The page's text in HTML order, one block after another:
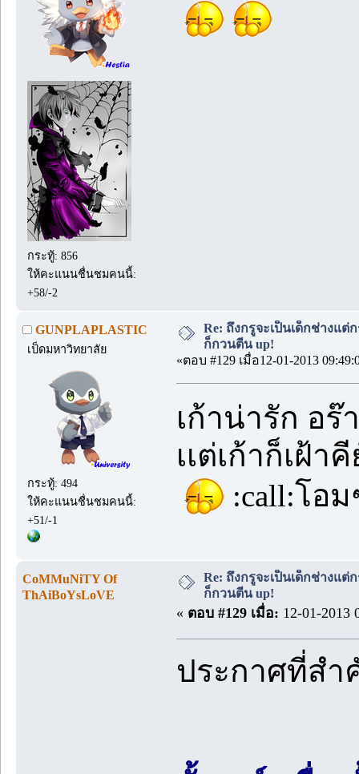
กระทู้: 856
ให้คะแนนชื่นชมคนนี้:
+58/-2
GUNPLAPLASTIC
เป็ดมหาวิทยาลัย
กระทู้: 494
ให้คะแนนชื่นชมคนนี้:
+51/-1
Re: ถึงกรูจะเป็นเด็กช่างแ
ก็กวนตีน up!
«ตอบ #129 เมื่อ12-01-2013
เก้าน่ารัก อร๊
เเต่เก้าก็เฝ้
:call:โอ
CoMMuNiTY Of
ThAiBoYsLoVE
Re: ถึงกรูจะเป็นเด็กช่างแ
ก็กวนตีน up!
« ตอบ #129 เมื่อ: 12-01-2013
ประกาศที่ส